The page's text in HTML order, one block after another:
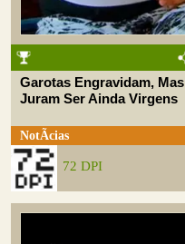
Garotas Engravidam, Mas
Juram Ser Ainda Virgens
NotÃ­cias
72 DPI